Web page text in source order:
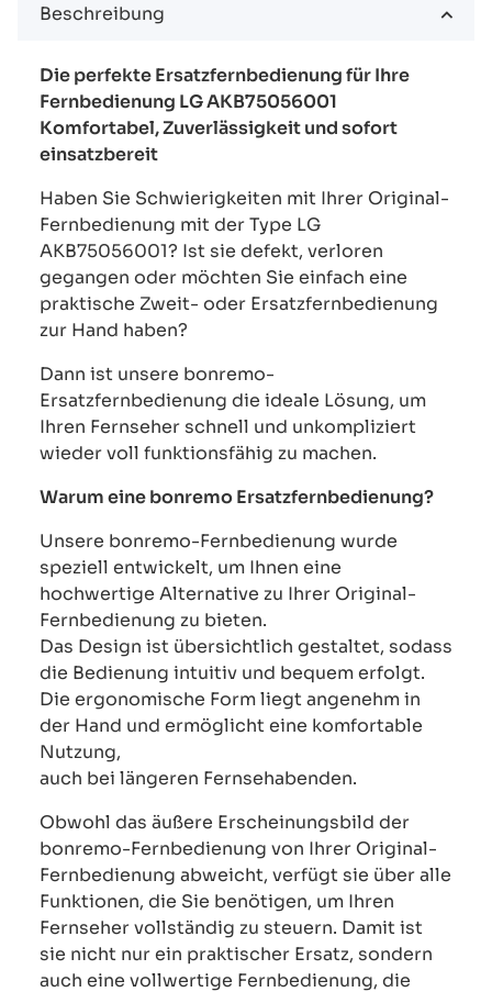
Beschreibung
Die perfekte Ersatzfernbedienung für Ihre
Fernbedienung LG AKB75056001
Komfortabel, Zuverlässigkeit und sofort
einsatzbereit
Haben Sie Schwierigkeiten mit Ihrer Original-
Fernbedienung mit der Type LG
AKB75056001? Ist sie defekt, verloren
gegangen oder möchten Sie einfach eine
praktische Zweit- oder Ersatzfernbedienung
zur Hand haben?
Dann ist unsere bonremo-
Ersatzfernbedienung die ideale Lösung, um
Ihren Fernseher schnell und unkompliziert
wieder voll funktionsfähig zu machen.
Warum eine bonremo Ersatzfernbedienung?
Unsere bonremo-Fernbedienung wurde
speziell entwickelt, um Ihnen eine
hochwertige Alternative zu Ihrer Original-
Fernbedienung zu bieten.
Das Design ist übersichtlich gestaltet, sodass
die Bedienung intuitiv und bequem erfolgt.
Die ergonomische Form liegt angenehm in
der Hand und ermöglicht eine komfortable
Nutzung,
auch bei längeren Fernsehabenden.
Obwohl das äußere Erscheinungsbild der
bonremo-Fernbedienung von Ihrer Original-
Fernbedienung abweicht, verfügt sie über alle
Funktionen, die Sie benötigen, um Ihren
Fernseher vollständig zu steuern. Damit ist
sie nicht nur ein praktischer Ersatz, sondern
auch eine vollwertige Fernbedienung, die